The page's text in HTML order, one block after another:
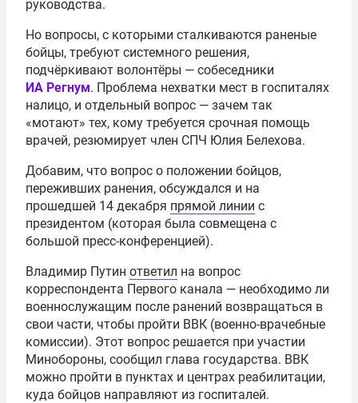
руководства.
Но вопросы, с которыми сталкиваются раненые
бойцы, требуют системного решения,
подчёркивают волонтёры — собеседники
ИА Регнум. Проблема нехватки мест в госпиталях
налицо, и отдельный вопрос — зачем так
«мотают» тех, кому требуется срочная помощь
врачей, резюмирует член СПЧ Юлия Белехова.
Добавим, что вопрос о положении бойцов,
переживших ранения, обсуждался и на
прошедшей 14 декабря прямой линии с
президентом (которая была совмещена с
большой пресс-конференцией).
Владимир Путин ответил на вопрос
корреспондента Первого канала — необходимо ли
военнослужащим после ранений возвращаться в
свои части, чтобы пройти ВВК (военно-врачебные
комиссии). Этот вопрос решается при участии
Минобороны, сообщил глава государства. ВВК
можно пройти в пунктах и центрах реабилитации,
куда бойцов направляют из госпиталей.